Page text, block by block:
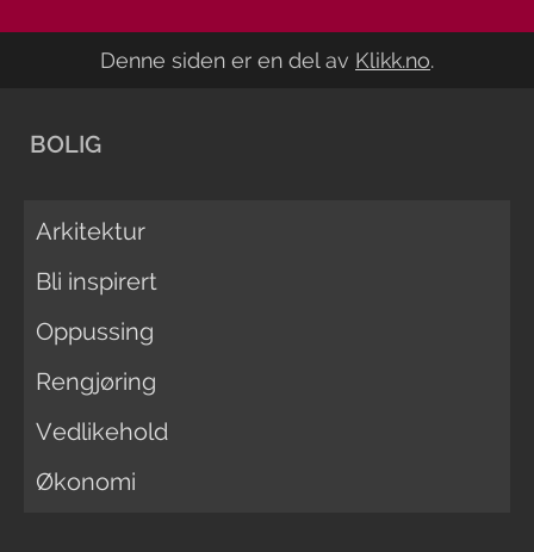
Denne siden er en del av Klikk.no.
BOLIG
Arkitektur
Bli inspirert
Oppussing
Rengjøring
Vedlikehold
Økonomi